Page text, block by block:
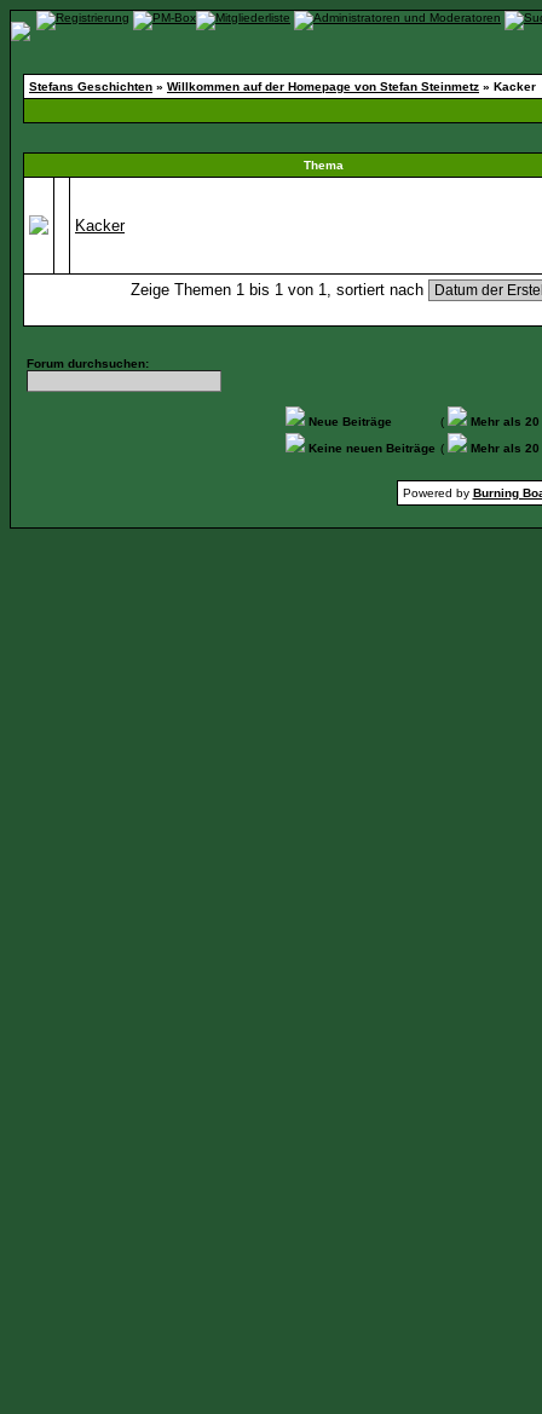
Stefans Geschichten » Willkommen auf der Homepage von Stefan Steinmetz » Kacker
Thema
Kacker
Zeige Themen 1 bis 1 von 1, sortiert nach
Forum durchsuchen:
Neue Beiträge (
Mehr als
Keine neuen Beiträge ( Mehr als
Powered by Burning